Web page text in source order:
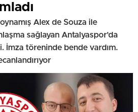
Alex de Souza ile
sağlayan Antalyaspor'da
İmza töreninde bende vardım.